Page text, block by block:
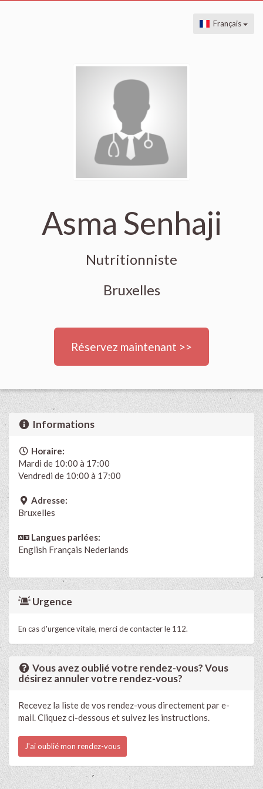
Français
Asma Senhaji
Nutritionniste
Bruxelles
Réservez maintenant >>
Informations
Horaire:
Mardi de 10:00 à 17:00
Vendredi de 10:00 à 17:00
Adresse:
Bruxelles
Langues parlées:
English Français Nederlands
Urgence
En cas d'urgence vitale, merci de contacter le 112.
Vous avez oublié votre rendez-vous? Vous
désirez annuler votre rendez-vous?
Recevez la liste de vos rendez-vous directement par e-
mail. Cliquez ci-dessous et suivez les instructions.
J'ai oublié mon rendez-vous